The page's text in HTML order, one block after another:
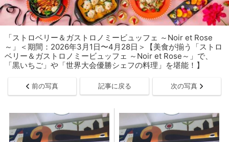
「ストロベリー＆ガストロノミービュッフェ ～Noir et Rose
～」＜期間：2026年3月1日〜4月28日＞【美食が揃う「ストロ
ベリー＆ガストロノミービュッフェ ～Noir et Rose～」で、
「黒いちご」や「世界大会優勝シェフの料理」を堪能！】
前の写真 記事に戻る 次の写真